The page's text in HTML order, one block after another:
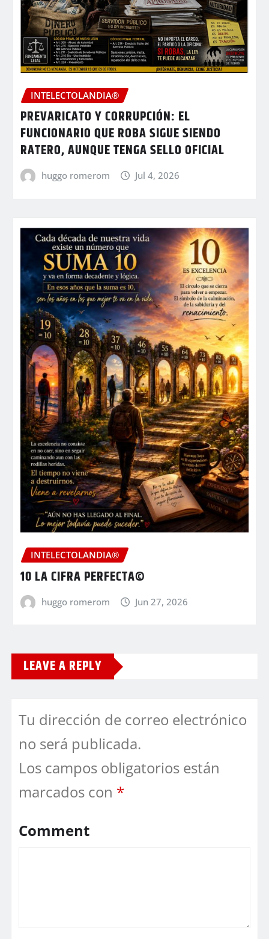
INTELECTOLANDIA®
PREVARICATO Y CORRUPCIÓN: EL
FUNCIONARIO QUE ROBA SIGUE SIENDO
RATERO, AUNQUE TENGA SELLO OFICIAL
huggo romerom Jul 4, 2026
INTELECTOLANDIA®
10 LA CIFRA PERFECTA©
huggo romerom Jun 27, 2026
LEAVE A REPLY
Tu dirección de correo electrónico
no será publicada.
Los campos obligatorios están
marcados con *
Comment